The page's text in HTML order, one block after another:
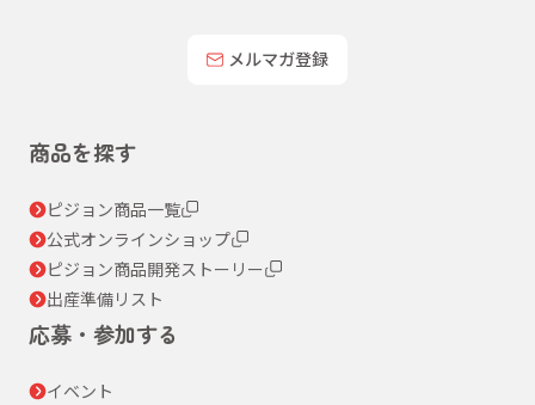
メルマガ登録
商品を探す
ピジョン商品一覧
公式オンラインショップ
ピジョン商品開発ストーリー
出産準備リスト
応募・参加する
イベント